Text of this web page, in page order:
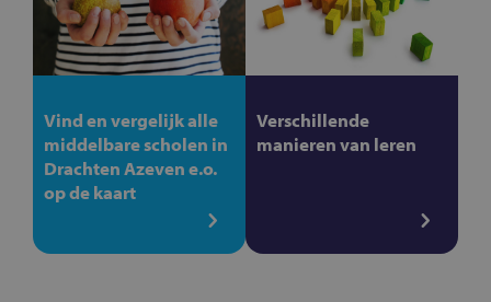
Vind en vergelijk alle
middelbare scholen in
Drachten Azeven e.o.
op de kaart
Verschillende
manieren van leren